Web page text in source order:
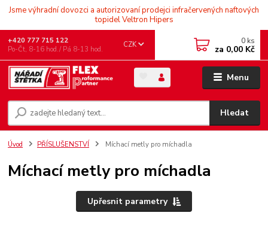
Jsme výhradní dovozci a autorizovaní prodejci infračervených naftových
topidel Veltron Hipers
Menu
CZK
Hledat
+420 777 715 122
Po-Čt, 8-16 hod./ Pá 8-13 hod.
0 ks
za 0,00 Kč
Úvod PŘÍSLUŠENSTVÍ Míchací metly pro míchadla
Míchací metly pro míchadla
Upřesnit parametry